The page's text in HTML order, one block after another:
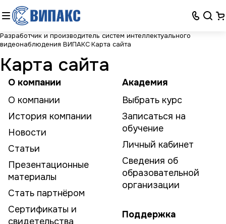
Разработчик и производитель систем интеллектуального
видеонаблюдения ВИПАКСКарта сайта
Карта сайта
О компании
О компании
История компании
Новости
Статьи
Презентационные
материалы
Стать партнёром
Сертификаты и
свидетельства
Академия
Выбрать курс
Записаться на
обучение
Личный кабинет
Сведения об
образовательной
организации
Поддержка